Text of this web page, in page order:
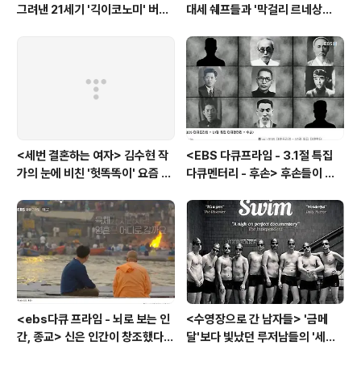
그려낸 21세기 '긱이코노미' 버전
대세 쉐프들과 '막걸리 르네상
<세번 결혼하는 여자> 김수현 작
가의 눈에 비친 '헛똑똑이' 요즘 여
<EBS 다큐프라임 - 3.1절 특집
다큐멘터리 - 후손> 후손들이 말
고 후손들이 짊어진 삶의 무게
<ebs다큐 프라임 - 뇌로 보는 인
간, 종교> 신은 인간이 창조했다 -
<수영장으로 간 남자들> '금메
달'보다 빛났던 루저남들의 '세라